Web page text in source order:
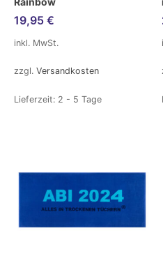
19,95 €
inkl. MwSt.
zzgl. Versandkosten
Lieferzeit: 2 - 5 Tage